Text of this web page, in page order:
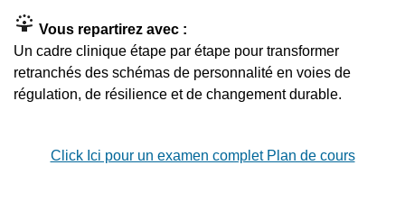
Vous repartirez avec :
Un cadre clinique étape par étape pour transformer
retranchés des schémas de personnalité en voies de
régulation, de résilience et de changement durable.
Click Ici pour un examen complet Plan de cours